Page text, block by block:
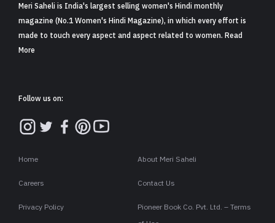
Meri Saheli is India's largest selling women's Hindi monthly
magazine (No.1 Women's Hindi Magazine), in which every effort is
made to touch every aspect and aspect related to women. Read
More
Follow us on:
Home About Meri Saheli
Careers Contact Us
Privacy Policy
Pioneer Book Co. Pvt. Ltd. – Terms